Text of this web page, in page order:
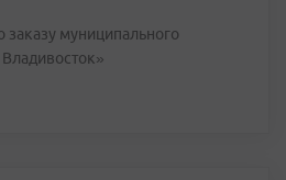
заказу муниципального